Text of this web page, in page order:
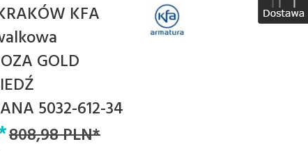
KFA
GOLD
5032-612-34
808,98 PLN*